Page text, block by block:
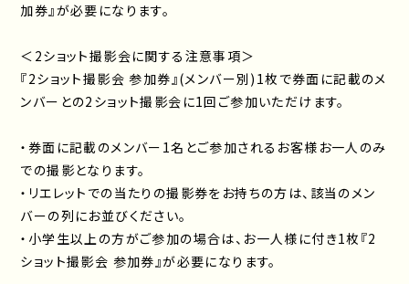
加券』が必要になります。
＜2ショット撮影会に関する注意事項＞
『2ショット撮影会 参加券』(メンバー別)1枚で券面に記載のメ
ンバーとの2ショット撮影会に1回ご参加いただけます。
・券面に記載のメンバー1名とご参加されるお客様お一人のみ
での撮影となります。
・リエレットでの当たりの撮影券をお持ちの方は、該当のメン
バーの列にお並びください。
・小学生以上の方がご参加の場合は、お一人様に付き1枚『2
ショット撮影会 参加券』が必要になります。